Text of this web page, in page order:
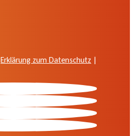
Erklärung zum Datenschutz |